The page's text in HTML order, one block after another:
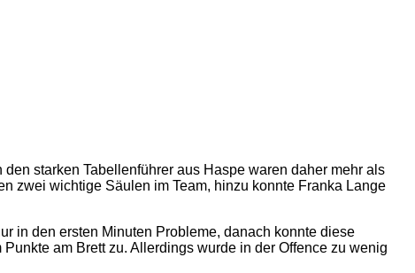
starken Tabellenführer aus Haspe waren daher mehr als
zwei wichtige Säulen im Team, hinzu konnte Franka Lange
in den ersten Minuten Probleme, danach konnte diese
am Brett zu. Allerdings wurde in der Offence zu wenig